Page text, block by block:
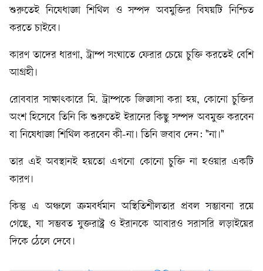
শুরুতেই নিষেধাজ্ঞা শিথিল ও সম্পদ অবমুক্তির বিষয়টি নিশ্চিত
করতে চাইবে।
কারণ তাদের ধারণা, ট্রাম্প সংঘাতে ফেরার চেয়ে চুক্তি করতেই বেশি
আগ্রহী।
রোববার সাক্ষাৎকারে মি. ট্রাম্পকে জিজ্ঞাসা করা হয়, কোনো চুক্তির
অংশ হিসেবে তিনি কি শুরুতেই ইরানের কিছু সম্পদ অবমুক্ত করবেন
বা নিষেধাজ্ঞা শিথিল করবেন কী-না। তিনি জবাব দেন: "না।"
তার এই অবস্থানই হয়তো এখনো কোনো চুক্তি না হওয়ার একটি
কারণ।
কিন্তু এ অঞ্চলে ক্রমবর্ধমান অস্থিতিশীলতার প্রবল সম্ভাবনা রয়ে
গেছে, যা সম্ভবত যুক্তরাষ্ট্র ও ইরানকে আবারও সরাসরি লড়াইয়ের
দিকে ঠেলে দেবে।